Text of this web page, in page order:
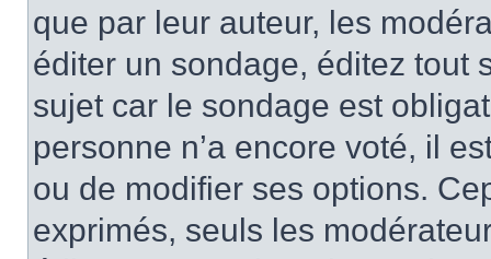
que par leur auteur, les
éditer un sondage, éditez tout
sujet car le sondage est
personne n’a encore voté, il
ou de modifier ses options.
exprimés, seuls les